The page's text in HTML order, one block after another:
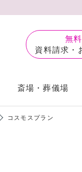
無料
資料請求・
斎場・葬儀場
コスモスプラン